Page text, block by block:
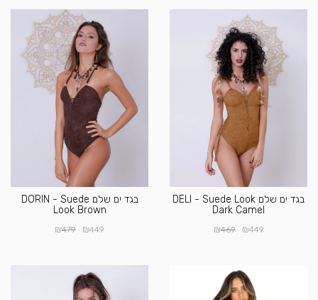
בגד ים שלם DELI - Suede Look
Dark Camel
₪449
₪469
בגד ים שלם DORIN - Suede
Look Brown
₪449
₪479